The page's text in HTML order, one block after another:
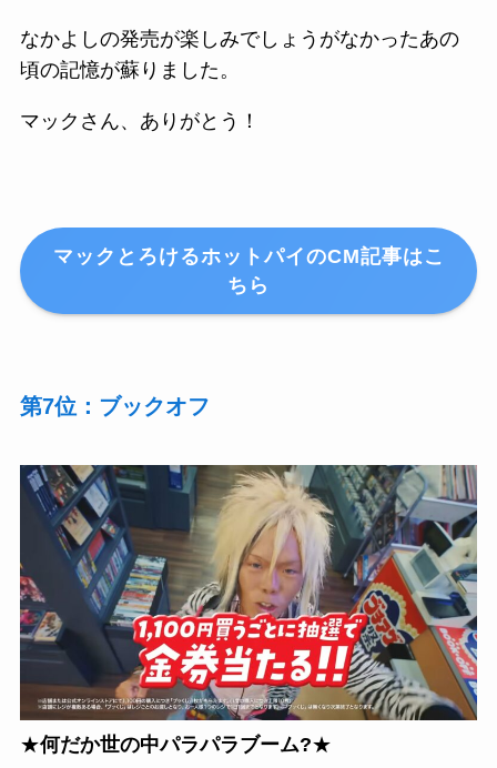
なかよしの発売が楽しみでしょうがなかったあの
頃の記憶が蘇りました。
マックさん、ありがとう！
マックとろけるホットパイのCM記事はこ
ちら
第7位：ブックオフ
★何だか世の中パラパラブーム?★